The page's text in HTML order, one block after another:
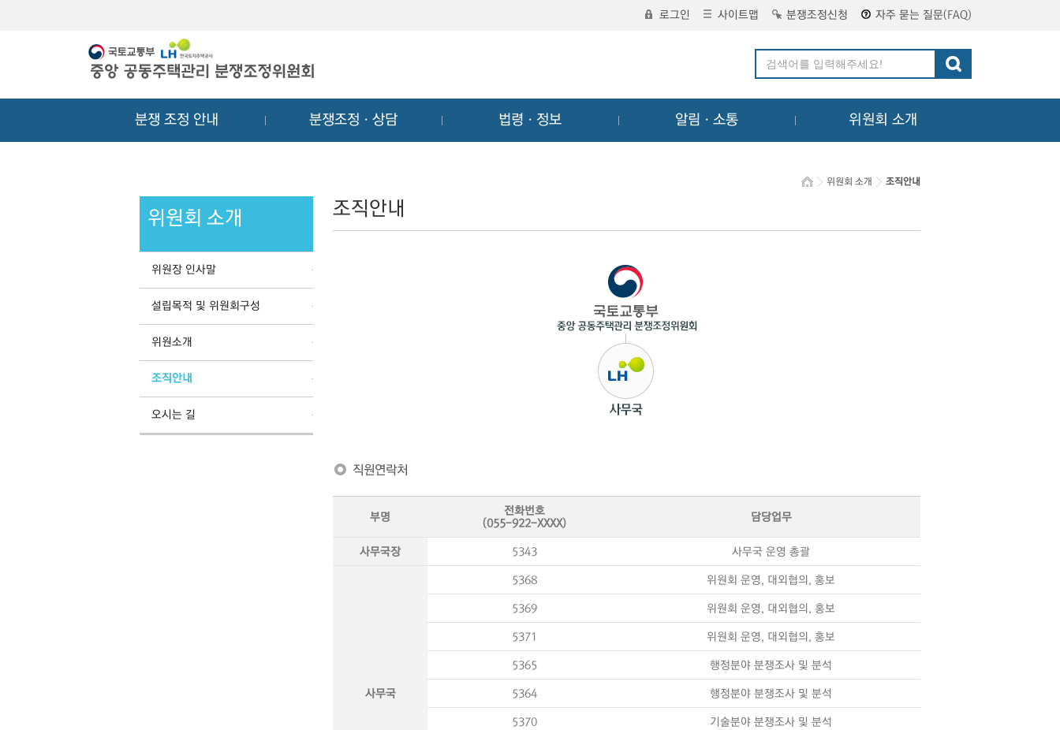
로그인 사이트맵 분쟁조정신청 자주 묻는 질문(FAQ)
분쟁 조정 안내 분쟁조정ㆍ상담 법령ㆍ정보 알림ㆍ소통 위원회 소개
위원회 소개
위원장 인사말
설립목적 및 위원회구성
위원소개
조직안내
오시는 길
위원회 소개 조직안내
조직안내
직원연락처
부명
전화번호
(055-922-XXXX)
담당업무
사무국장 5343 사무국 운영 총괄
사무국
5368 위원회 운영, 대외협의, 홍보
5369 위원회 운영, 대외협의, 홍보
5371 위원회 운영, 대외협의, 홍보
5365 행정분야 분쟁조사 및 분석
5364 행정분야 분쟁조사 및 분석
5370 기술분야 분쟁조사 및 분석